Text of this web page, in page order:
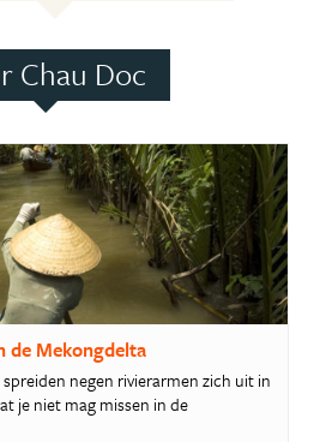
Chau Doc
de Mekongdelta
negen rivierarmen zich uit in
je niet mag missen in de